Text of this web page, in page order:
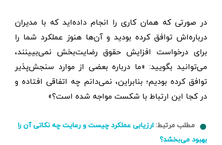
در صورتی که همان کاری را انجام داده‌اید که با مدیران
درباره‌اش توافق کرده بودید و آن‌ها هنوز عملکرد شما را
برای درخواست افزایش حقوق رضایت‌بخش نمی‌بیینند،
می‌توانید بگویید: «ما درباره بعضی از موارد سنجش‌پذیر
توافق کرده بودیم؛ بنابراین، نمی‌دانم چه اتفاقی افتاده و
در کجا این ارتباط با شکست مواجه شده است؟»
مطلب مرتبط: ارزیابی عملکرد چیست و رعایت چه نکاتی آن را
بهبود می‌بخشد؟